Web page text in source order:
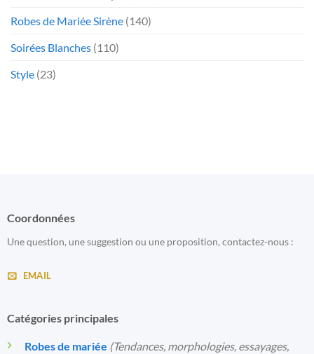
Robes de Mariée Sirène (140)
Soirées Blanches (110)
Style (23)
Coordonnées
Une question, une suggestion ou une proposition, contactez-nous :
EMAIL
Catégories principales
Robes de mariée (Tendances, morphologies, essayages,